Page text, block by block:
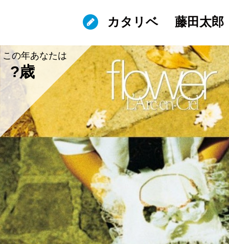
カタリベ 藤田太郎
この年あなたは
?歳